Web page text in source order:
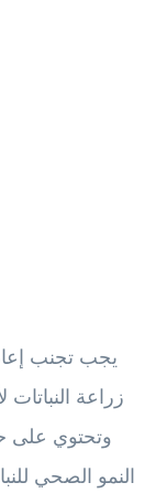
يجب تجنب
زراعة النباتات
وتحتوي على
النمو الصحي